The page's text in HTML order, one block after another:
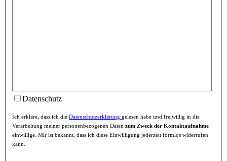
Datenschutz
Ich erkläre, dass ich die Datenschutzerklärung gelesen habe und freiwillig in die
Verarbeitung meiner personenbezogenen Daten zum Zweck der Kontaktaufnahme
einwillige. Mir ist bekannt, dass ich diese Einwilligung jederzeit formlos widerrufen
kann.